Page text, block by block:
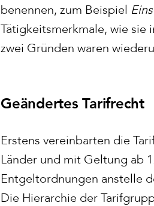
benennen, zum Beispiel
Tätigkeitsmerkmale, wie sie
zwei Gründen waren
Geändertes Tarifrecht
Erstens vereinbarten die
Länder und mit Geltung ab
Entgeltordnungen anstelle
Die Hierarchie der